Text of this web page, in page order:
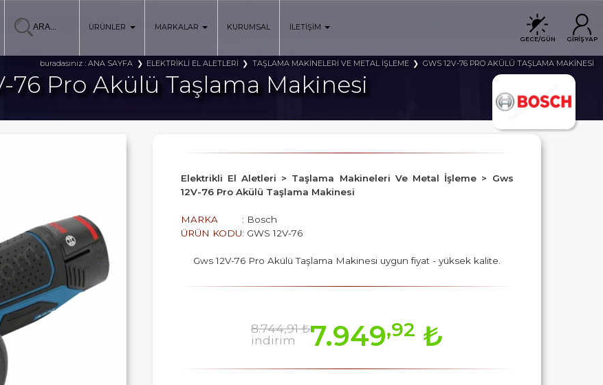
GECE/GÜN GİRİŞ YAP
ÜRÜNLER MARKALAR KURUMSAL İLETİŞİM
buradasınız :ANA SAYFA ELEKTRİKLİ EL ALETLERİ TAŞLAMA MAKİNELERİ VE METAL İŞLEME GWS 12V-76 PRO AKÜLÜ TAŞLAMA MAKİNESİ
76 Pro Akülü Taşlama Makinesi
Elektrikli El Aletleri > Taşlama Makineleri Ve Metal İşleme > Gws
12V-76 Pro Akülü Taşlama Makinesi
MARKA
: Bosch
ÜRÜN KODU: GWS 12V-76
Gws 12V-76 Pro Akülü Taşlama Makinesi uygun fiyat - yüksek kalite.
8.744,91 ₺
indirim
7.949,92 ₺